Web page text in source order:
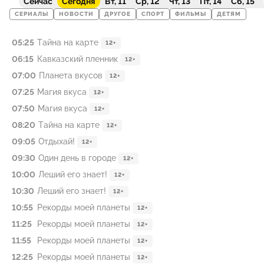
СЕРИАЛЫ НОВОСТИ ДРУГОЕ СПОРТ ФИЛЬМЫ ДЕТЯМ
05:25 Тайна на карте 12+
06:15 Кавказский пленник 12+
07:00 Планета вкусов 12+
07:25 Магия вкуса 12+
07:50 Магия вкуса 12+
08:20 Тайна на карте 12+
09:05 Отдыхай! 12+
09:30 Один день в городе 12+
10:00 Леший его знает! 12+
10:30 Леший его знает! 12+
10:55 Рекорды моей планеты 12+
11:25 Рекорды моей планеты 12+
11:55 Рекорды моей планеты 12+
12:25 Рекорды моей планеты 12+